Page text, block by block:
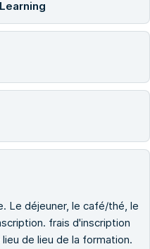
Le déjeuner, le café/thé, le
frais d'inscription
de lieu de la formation.